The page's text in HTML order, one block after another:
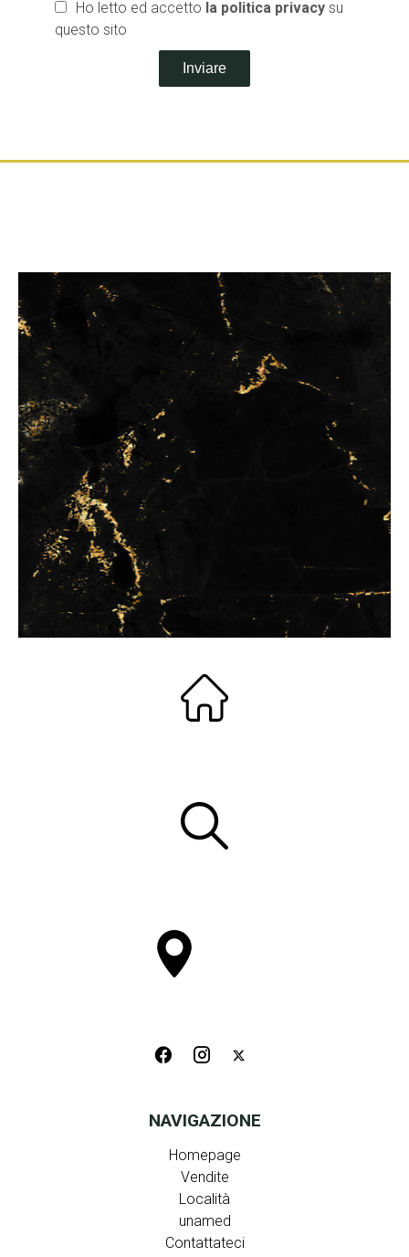
Ho letto ed accetto la politica privacy su
questo sito
Inviare
NAVIGAZIONE
Homepage
Vendite
Località
unamed
Contattateci